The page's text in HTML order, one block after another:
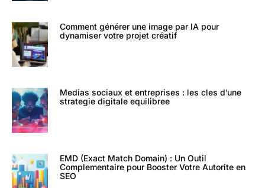
Comment générer une image par IA pour
dynamiser votre projet créatif
Medias sociaux et entreprises : les cles d’une
strategie digitale equilibree
EMD (Exact Match Domain) : Un Outil
Complementaire pour Booster Votre Autorite en
SEO